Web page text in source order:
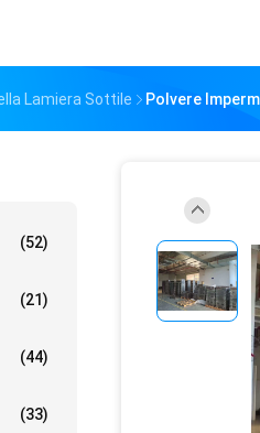
Lamiera Sottile Polvere
(52)
(21)
(44)
(33)